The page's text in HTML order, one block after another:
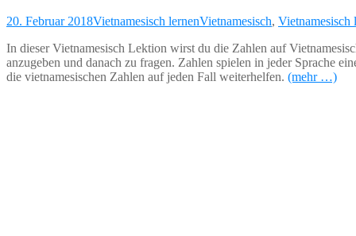
20. Februar 2018Vietnamesisch lernenVietnamesisch, Vietnamesisch
In dieser Vietnamesisch Lektion wirst du die Zahlen auf
anzugeben und danach zu fragen. Zahlen spielen in jeder Sprache
die vietnamesischen Zahlen auf jeden Fall weiterhelfen. (mehr …)